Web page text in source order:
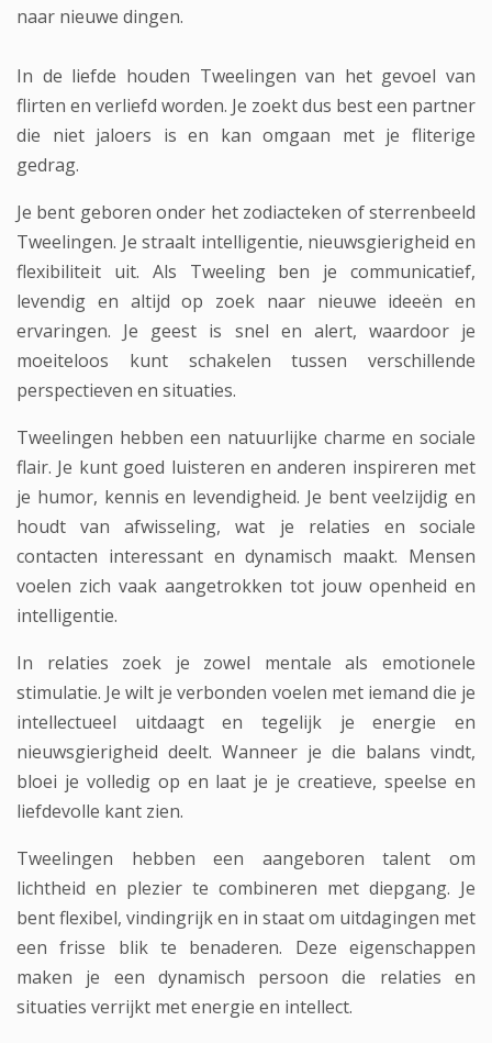
naar nieuwe dingen.
In de liefde houden Tweelingen van het gevoel van
flirten en verliefd worden. Je zoekt dus best een partner
die niet jaloers is en kan omgaan met je fliterige
gedrag.
Je bent geboren onder het zodiacteken of sterrenbeeld
Tweelingen. Je straalt intelligentie, nieuwsgierigheid en
flexibiliteit uit. Als Tweeling ben je communicatief,
levendig en altijd op zoek naar nieuwe ideeën en
ervaringen. Je geest is snel en alert, waardoor je
moeiteloos kunt schakelen tussen verschillende
perspectieven en situaties.
Tweelingen hebben een natuurlijke charme en sociale
flair. Je kunt goed luisteren en anderen inspireren met
je humor, kennis en levendigheid. Je bent veelzijdig en
houdt van afwisseling, wat je relaties en sociale
contacten interessant en dynamisch maakt. Mensen
voelen zich vaak aangetrokken tot jouw openheid en
intelligentie.
In relaties zoek je zowel mentale als emotionele
stimulatie. Je wilt je verbonden voelen met iemand die je
intellectueel uitdaagt en tegelijk je energie en
nieuwsgierigheid deelt. Wanneer je die balans vindt,
bloei je volledig op en laat je je creatieve, speelse en
liefdevolle kant zien.
Tweelingen hebben een aangeboren talent om
lichtheid en plezier te combineren met diepgang. Je
bent flexibel, vindingrijk en in staat om uitdagingen met
een frisse blik te benaderen. Deze eigenschappen
maken je een dynamisch persoon die relaties en
situaties verrijkt met energie en intellect.